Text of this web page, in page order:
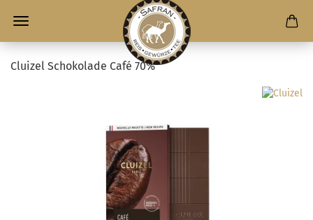
Cluizel Schokolade Café 70%